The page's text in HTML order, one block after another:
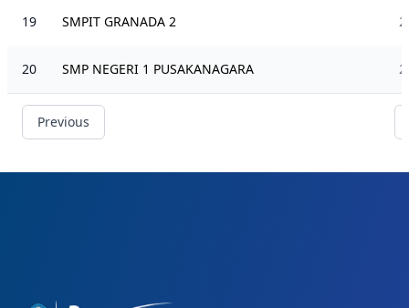
19 SMPIT GRANADA 2 2
20 SMP NEGERI 1 PUSAKANAGARA 2
Previous